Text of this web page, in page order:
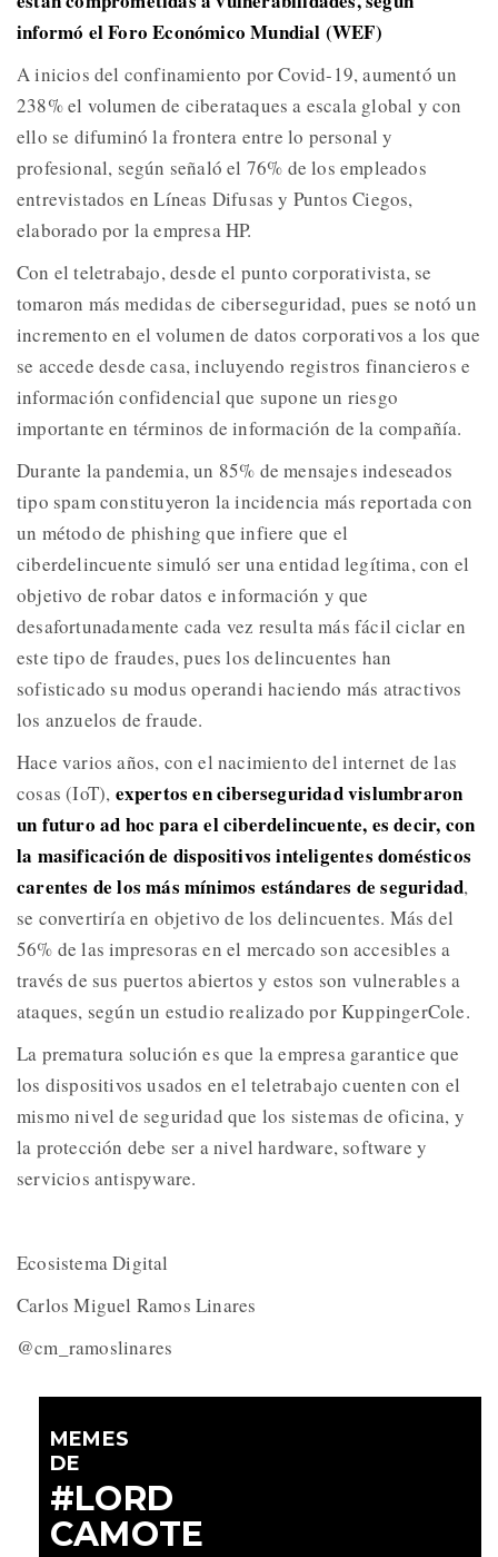
informó el Foro Económico Mundial (WEF)
A inicios del confinamiento por Covid-19, aumentó un
238% el volumen de ciberataques a escala global y con
ello se difuminó la frontera entre lo personal y
profesional, según señaló el 76% de los empleados
entrevistados en Líneas Difusas y Puntos Ciegos,
elaborado por la empresa HP.
Con el teletrabajo, desde el punto corporativista, se
tomaron más medidas de ciberseguridad, pues se notó un
incremento en el volumen de datos corporativos a los que
se accede desde casa, incluyendo registros financieros e
información confidencial que supone un riesgo
importante en términos de información de la compañía.
Durante la pandemia, un 85% de mensajes indeseados
tipo spam constituyeron la incidencia más reportada con
un método de phishing que infiere que el
ciberdelincuente simuló ser una entidad legítima, con el
objetivo de robar datos e información y que
desafortunadamente cada vez resulta más fácil ciclar en
este tipo de fraudes, pues los delincuentes han
sofisticado su modus operandi haciendo más atractivos
los anzuelos de fraude.
Hace varios años, con el nacimiento del internet de las
cosas (IoT), expertos en ciberseguridad vislumbraron
un futuro ad hoc para el ciberdelincuente, es decir, con
la masificación de dispositivos inteligentes domésticos
carentes de los más mínimos estándares de seguridad,
se convertiría en objetivo de los delincuentes. Más del
56% de las impresoras en el mercado son accesibles a
través de sus puertos abiertos y estos son vulnerables a
ataques, según un estudio realizado por KuppingerCole.
La prematura solución es que la empresa garantice que
los dispositivos usados en el teletrabajo cuenten con el
mismo nivel de seguridad que los sistemas de oficina, y
la protección debe ser a nivel hardware, software y
servicios antispyware.
Ecosistema Digital
Carlos Miguel Ramos Linares
@cm_ramoslinares
MEMES
DE
#LORD
CAMOTE